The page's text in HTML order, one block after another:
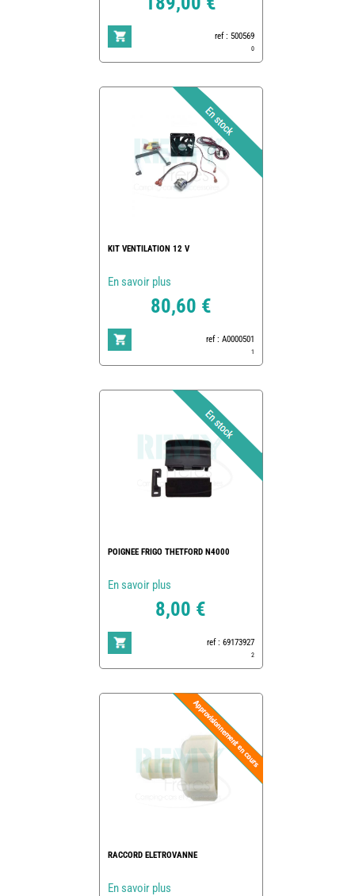
ref : 500569
0
KIT VENTILATION 12 V
En savoir plus
80,60 €
ref : A0000501
1
POIGNEE FRIGO THETFORD N4000
En savoir plus
8,00 €
ref : 69173927
2
RACCORD ELETROVANNE
En savoir plus